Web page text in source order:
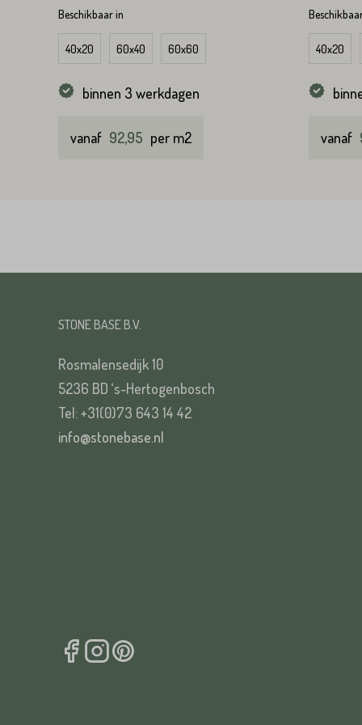
Beschikbaar in
40x20 60x40 60x60
binnen 3 werkdagen
vanaf 92,95 per m2
40x20
vanaf
STONE BASE B.V.
Rosmalensedijk 10
5236 BD ‘s-Hertogenbosch
Tel: +31(0)73 643 14 42
info@stonebase.nl